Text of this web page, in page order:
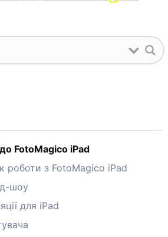
FotoMagico iPad
роботи з FotoMagico iPad
шоу
для iPad